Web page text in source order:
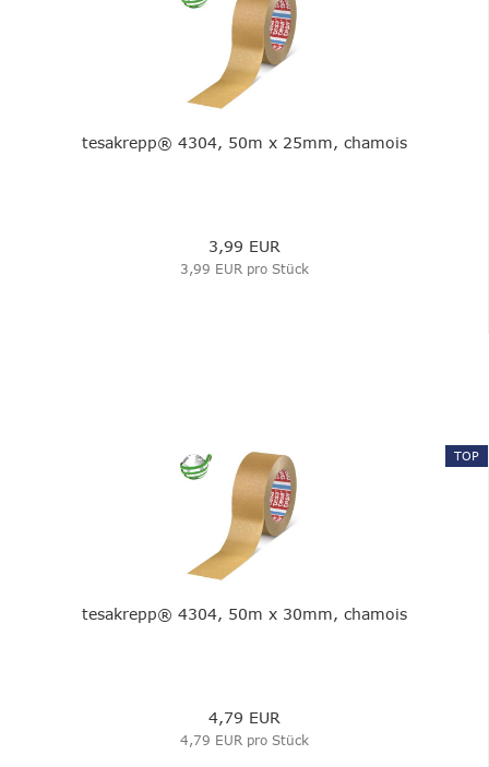
tesakrepp® 4304, 50m x 25mm, chamois
3,99 EUR
3,99 EUR pro Stück
TOP
tesakrepp® 4304, 50m x 30mm, chamois
4,79 EUR
4,79 EUR pro Stück